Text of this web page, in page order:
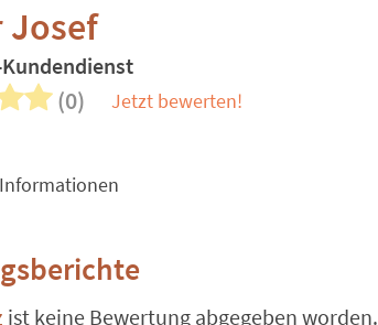
Josef
(0) Jetzt bewerten!
ist keine Bewertung abgegeben worden.